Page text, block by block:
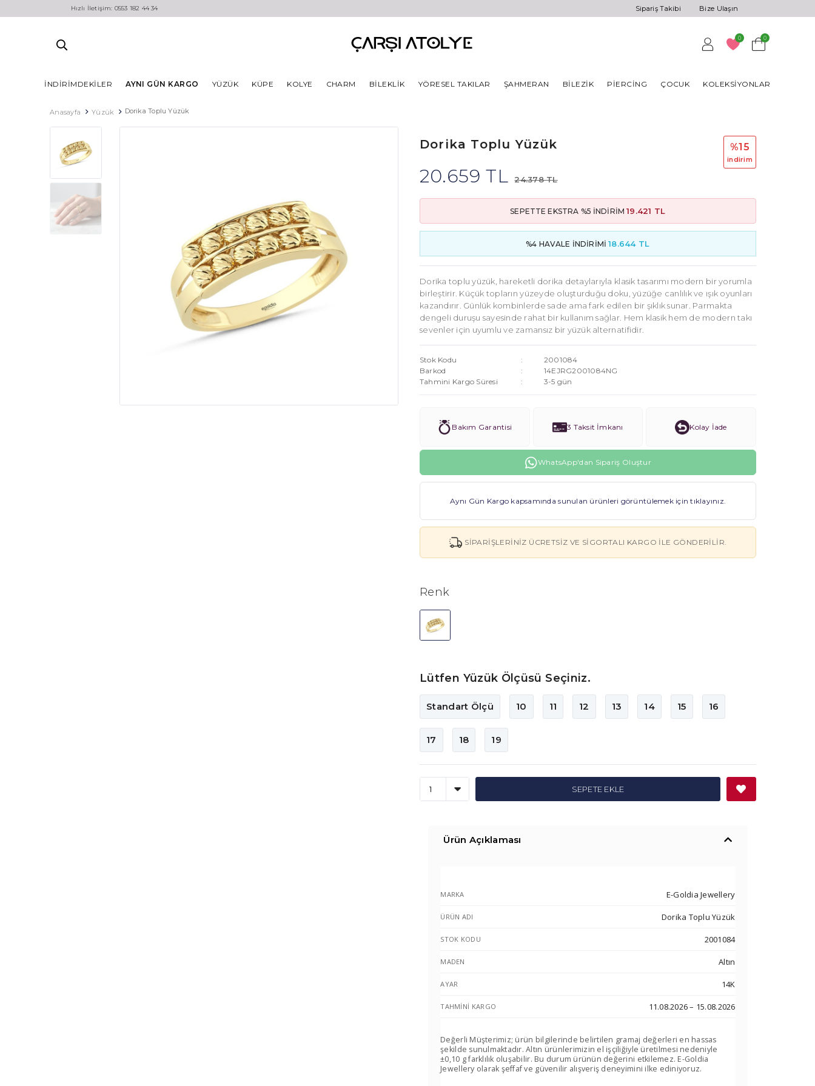
Hızlı İletişim: 0553 182 44 34 Sipariş Takibi Bize Ulaşın
0 0
İNDIRIMDEKILER AYNI GÜN KARGO YÜZÜK KÜPE KOLYE CHARM BILEKLIK YÖRESEL TAKILAR ŞAHMERAN BILEZIK PIERCING ÇOCUK KOLEKSIYONLAR
Anasayfa Yüzük Dorika Toplu Yüzük
Dorika Toplu Yüzük
20.659 TL 24.378 TL
%15
i̇ndi̇ri̇m
SEPETTE EKSTRA %5 İNDİRİM19.421 TL
%4 HAVALE İNDİRİMİ18.644 TL
Dorika toplu yüzük, hareketli dorika detaylarıyla klasik tasarımı modern bir yorumla
birleştirir. Küçük topların yüzeyde oluşturduğu doku, yüzüğe canlılık ve ışık oyunları
kazandırır. Günlük kombinlerde sade ama fark edilen bir şıklık sunar. Parmakta
dengeli duruşu sayesinde rahat bir kullanım sağlar. Hem klasik hem de modern takı
sevenler için uyumlu ve zamansız bir yüzük alternatifidir.
Stok Kodu
2001084
Barkod
14EJRG2001084NG
Tahmini Kargo Süresi
3-5 gün
Bakım Garantisi 3 Taksit İmkanı Kolay İade
WhatsApp'dan Sipariş Oluştur
Aynı Gün Kargo kapsamında sunulan ürünleri görüntülemek için tıklayınız.
SIPARIŞLERINIZ ÜCRETSIZ VE SIGORTALI KARGO ILE GÖNDERILIR.
Renk
Lütfen Yüzük Ölçüsü Seçiniz.
Standart Ölçü 10 11 12 13 14 15 16
17 18 19
SEPETE EKLE
Ürün Açıklaması
MARKA E-Goldia Jewellery
ÜRÜN ADI Dorika Toplu Yüzük
STOK KODU 2001084
MADEN Altın
AYAR 14K
TAHMINI KARGO 11.08.2026 – 15.08.2026
Değerli Müşterimiz; ürün bilgilerinde belirtilen gramaj değerleri en hassas
şekilde sunulmaktadır. Altın ürünlerimizin el işçiliğiyle üretilmesi nedeniyle
±0,10 g farklılık oluşabilir. Bu durum ürünün değerini etkilemez. E-Goldia
Jewellery olarak şeffaf ve güvenilir alışveriş deneyimini ilke ediniyoruz.